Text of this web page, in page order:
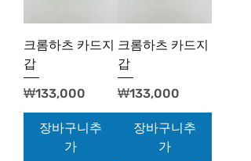
크롬하츠 카드지
갑
가격
₩133,000
장바구니추
가
크롬하츠 카드지
갑
가격
₩133,000
장바구니추
가